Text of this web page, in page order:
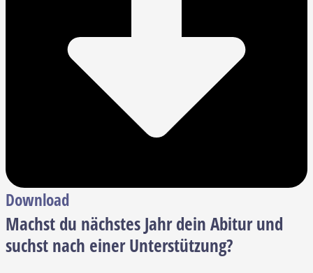
Download
Machst du nächstes Jahr dein Abitur und
suchst nach einer Unterstützung?